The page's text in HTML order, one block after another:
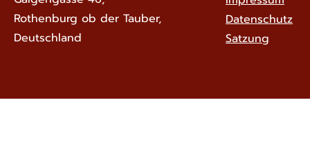
Rothenburg ob der Tauber,
Deutschland
Datenschutz
Satzung